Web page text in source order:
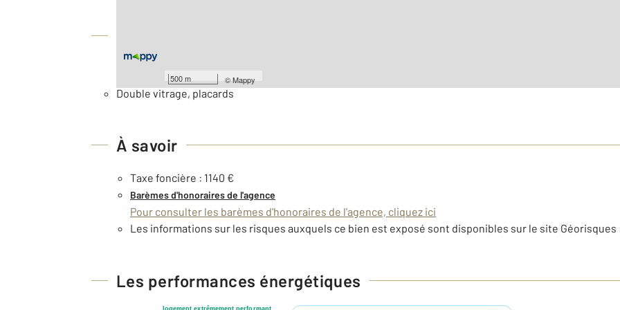
500 m ©Mappy
Double vitrage, placards
À savoir
Taxe foncière : 1140 €
Barèmes d'honoraires de l'agence
Pour consulter les barèmes d'honoraires de l'agence, cliquez ici
Les informations sur les risques auxquels ce bien est exposé sont disponibles sur le site Géorisques
Les performances énergétiques
logement extrêmement performant